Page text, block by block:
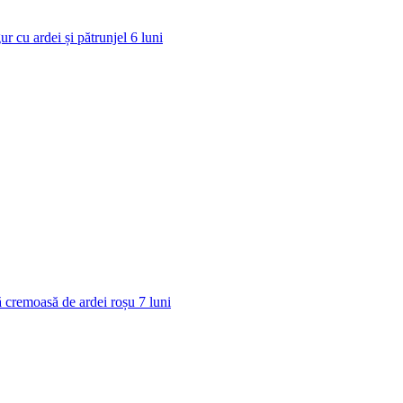
cu ardei și pătrunjel 6 luni
cremoasă de ardei roșu 7 luni